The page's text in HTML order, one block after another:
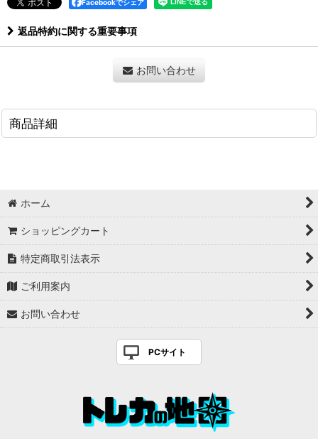
Facebookでシェア
返品特約に関する重要事項
お問い合わせ
商品詳細
ホーム
ショッピングカート
特定商取引法表示
ご利用案内
お問い合わせ
PCサイト